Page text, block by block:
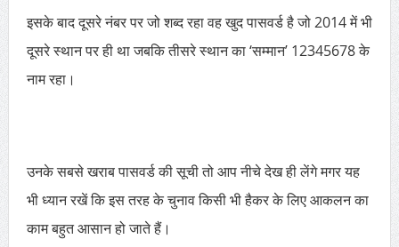
इसके बाद दूसरे नंबर पर जो शब्द रहा वह खुद पासवर्ड है जो 2014 में भी
दूसरे स्थान पर ही था जबकि तीसरे स्थान का ‘सम्मान’ 12345678 के
नाम रहा।
उनके सबसे खराब पासवर्ड की सूची तो आप नीचे देख ही लेंगे मगर यह
भी ध्यान रखें कि इस तरह के चुनाव किसी भी हैकर के लिए आकलन का
काम बहुत आसान हो जाते हैं।